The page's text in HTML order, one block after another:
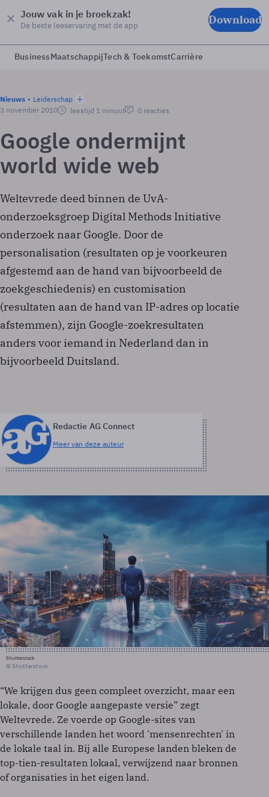
Jouw vak in je broekzak!
De beste leeservaring met de app Download
BusinessMaatschappijTech & ToekomstCarrière
Nieuws
Leiderschap
3 november 2010
leestijd 1 minuut 0 reacties
Google ondermijnt
world wide web
Weltevrede deed binnen de UvA-
onderzoeksgroep Digital Methods Initiative
onderzoek naar Google. Door de
personalisation (resultaten op je voorkeuren
afgestemd aan de hand van bijvoorbeeld de
zoekgeschiedenis) en customisation
(resultaten aan de hand van IP-adres op locatie
afstemmen), zijn Google-zoekresultaten
anders voor iemand in Nederland dan in
bijvoorbeeld Duitsland.
Redactie AG Connect
Meer van deze auteur
Shutterstock
© Shutterstock
“We krijgen dus geen compleet overzicht, maar een
lokale, door Google aangepaste versie” zegt
Weltevrede. Ze voerde op Google-sites van
verschillende landen het woord 'mensenrechten' in
de lokale taal in. Bij alle Europese landen bleken de
top-tien-resultaten lokaal, verwijzend naar bronnen
of organisaties in het eigen land.